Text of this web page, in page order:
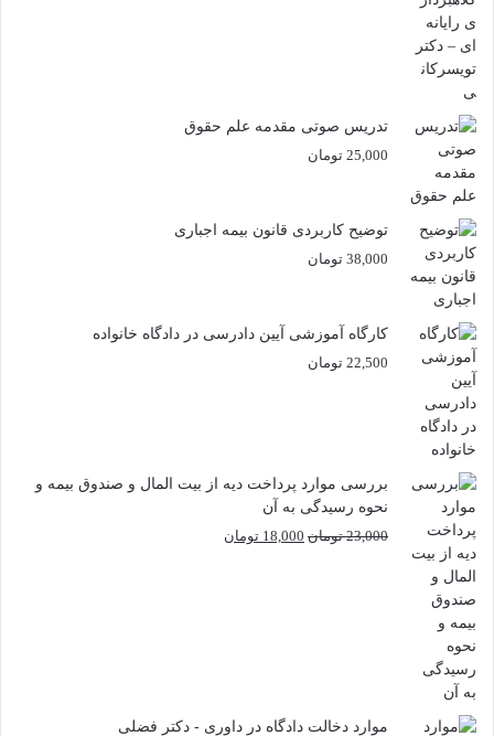
تدریس صوتی مقدمه علم حقوق
25,000 تومان
توضیح کاربردی قانون بیمه اجباری
38,000 تومان
کارگاه آموزشی آیین دادرسی در دادگاه خانواده
22,500 تومان
بررسی موارد پرداخت دیه از بیت المال و صندوق بیمه و
نحوه رسیدگی به آن
23,000 تومان قیمت
18,000 تومان
موارد دخالت دادگاه در داوری - دکتر فضلی